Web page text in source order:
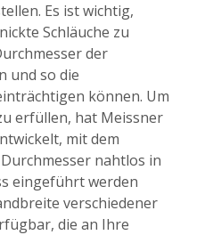
Es ist wichtig,
Schläuche zu
der
und so die
können. Um
erfüllen, hat Meissner
mit dem
nahtlos in
eingeführt werden
verschiedener
die an Ihre